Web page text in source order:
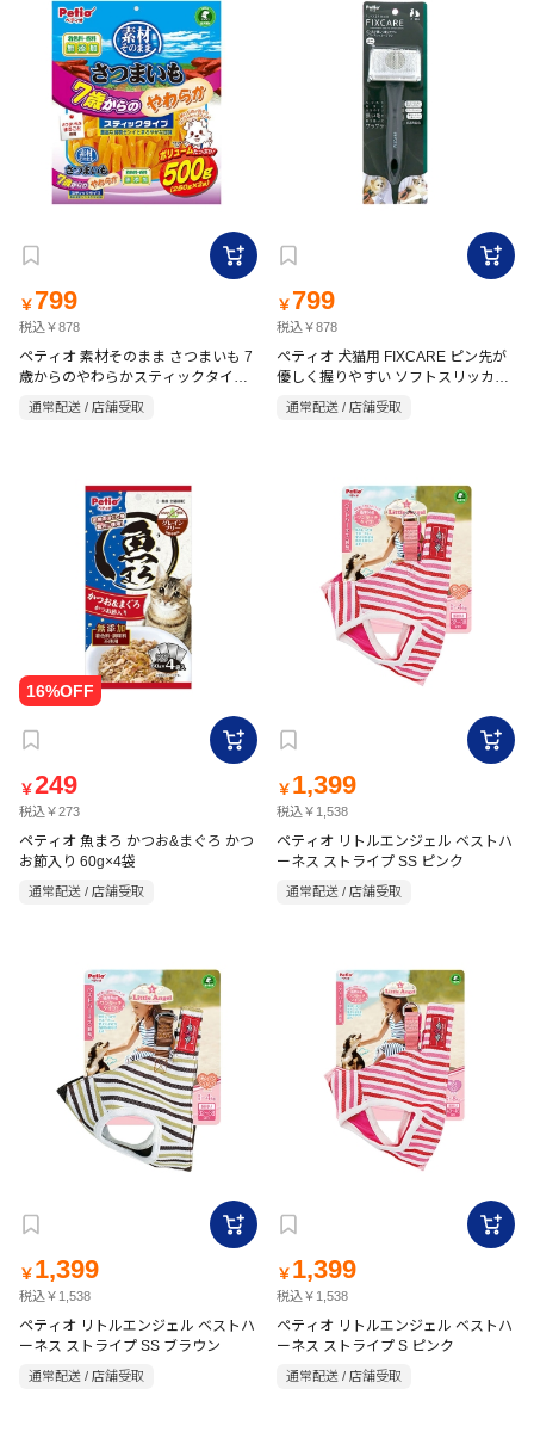
￥ 799
税込￥878
ペティオ 素材そのまま さつまいも 7
歳からのやわらかスティックタイプ
通常配送 / 店舗受取
￥ 799
税込￥878
ペティオ 犬猫用 FIXCARE ピン先が
優しく握りやすい ソフトスリッカー
ブラシ ミニ
通常配送 / 店舗受取
￥249
税込￥273
ペティオ 魚まろ かつお&まぐろ かつ
お節入り 60g×4袋
通常配送 / 店舗受取
￥ 1,399
税込￥1,538
ペティオ リトルエンジェル ベストハ
ーネス ストライプ SS ピンク
通常配送 / 店舗受取
￥ 1,399
税込￥1,538
ペティオ リトルエンジェル ベストハ
ーネス ストライプ SS ブラウン
通常配送 / 店舗受取
￥ 1,399
税込￥1,538
ペティオ リトルエンジェル ベストハ
ーネス ストライプ S ピンク
通常配送 / 店舗受取